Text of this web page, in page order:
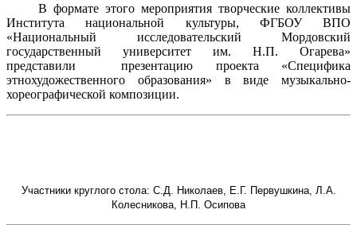
В формате этого мероприятия творческие коллективы
Института национальной культуры, ФГБОУ ВПО
«Национальный исследовательский Мордовский
государственный университет им. Н.П. Огарева»
представили презентацию проекта «Специфика
этнохудожественного образования» в виде музыкально-
хореографической композиции.
Участники круглого стола: С.Д. Николаев, Е.Г. Первушкина, Л.А.
Колесникова, Н.П. Осипова